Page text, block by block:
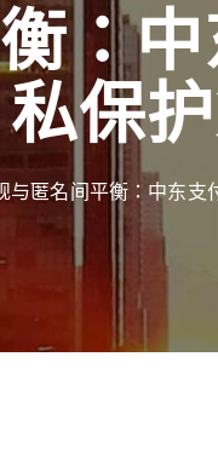
：
私保
与匿名间平衡：中东